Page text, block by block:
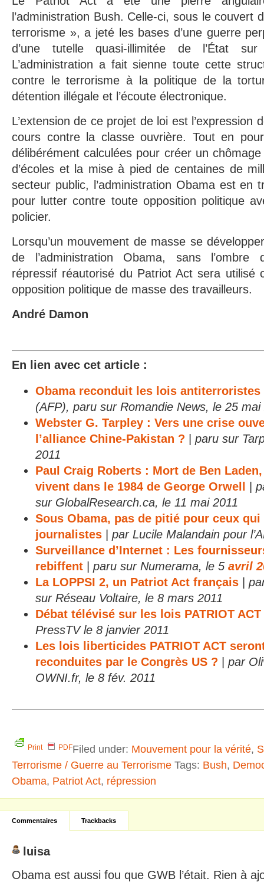
l’administration Bush. Celle-ci, sous le couvert
terrorisme », a jeté les bases d’une guerre
d’une tutelle quasi-illimitée de l’État
L’administration a fait sienne toute cette
contre le terrorisme à la politique de la
détention illégale et l’écoute électronique.
L’extension de ce projet de loi est l’expression
cours contre la classe ouvrière. Tout en
délibérément calculées pour créer un
d’écoles et la mise à pied de centaines de
secteur public, l’administration Obama est en
pour lutter contre toute opposition politique
policier.
Lorsqu’un mouvement de masse se
de l’administration Obama, sans l’ombre
répressif réautorisé du Patriot Act sera utilisé
opposition politique de masse des travailleurs.
André Damon
En lien avec cet article :
Obama reconduit les lois antiterroristes
(AFP), paru sur Romandie News, le 25 mai
Webster G. Tarpley : Vers une crise
l’alliance Chine-Pakistan ?
paru sur
2011
Paul Craig Roberts : Mort de Ben
vivent dans le 1984 de George Orwell
sur GlobalResearch.ca, le 11 mai 2011
Sous Obama, pas de pitié pour ceux
journalistes
par Lucile Malandain pour
Surveillance d’Internet : Les
rebiffent
paru sur Numerama, le 5 avril
La LOPPSI 2, un Patriot Act français
sur Réseau Voltaire, le 8 mars 2011
Débat télévisé sur les lois PATRIOT ACT
PressTV le 8 janvier 2011
Les lois liberticides PATRIOT ACT
reconduites par le Congrès US ?
par
OWNI.fr, le 8 fév. 2011
Print PDFFiled under: Mouvement pour la vérité,
Terrorisme / Guerre au Terrorisme Tags: Bush,
Obama, Patriot Act, répression
Commentaires Trackbacks
luisa
Obama est aussi fou que GWB l’était. Rien à